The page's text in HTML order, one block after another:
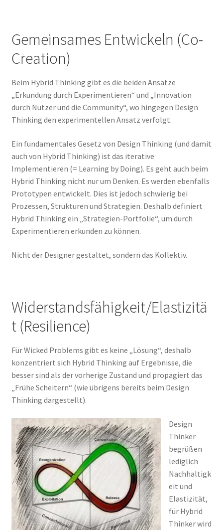
Gemeinsames Entwickeln (Co-
Creation)
Beim Hybrid Thinking gibt es die beiden Ansätze
„Erkundung durch Experimentieren“ und „Innovation
durch Nutzer und die Community“, wo hingegen Design
Thinking den experimentellen Ansatz verfolgt.
Ein fundamentales Gesetz von Design Thinking (und damit
auch von Hybrid Thinking) ist das iterative
Implementieren (= Learning by Doing). Es geht auch beim
Hybrid Thinking nicht nur um Denken. Es werden ebenfalls
Prototypen entwickelt. Dies ist jedoch schwierig bei
Prozessen, Strukturen und Strategien. Deshalb definiert
Hybrid Thinking ein „Strategien-Portfolie“, um durch
Experimentieren erkunden zu können.
Nicht der Designer gestaltet, sondern das Kollektiv.
Widerstandsfähigkeit/Elastizitä
t (Resilience)
Für Wicked Problems gibt es keine „Lösung“, deshalb
konzentriert sich Hybrid Thinking auf Ergebnisse, die
besser sind als der vorherige Zustand und propagiert das
„Frühe Scheitern“ (wie übrigens bereits beim Design
Thinking dargestellt).
Design
Thinker
begrüßen
lediglich
Nachhaltigk
eit und
Elastizität,
für Hybrid
Thinker wird